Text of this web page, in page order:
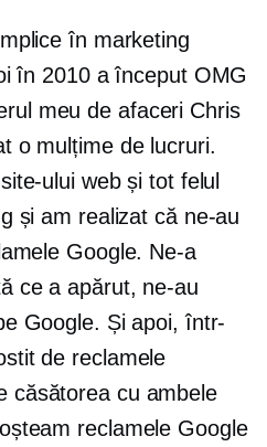
în marketing
în 2010 a început OMG
meu de afaceri Chris
o mulțime de lucruri.
ului web și tot felul
și am realizat că ne-au
Google. Ne-a
ce a apărut, ne-au
Google. Și apoi, într-
de reclamele
căsătorea cu ambele
reclamele Google